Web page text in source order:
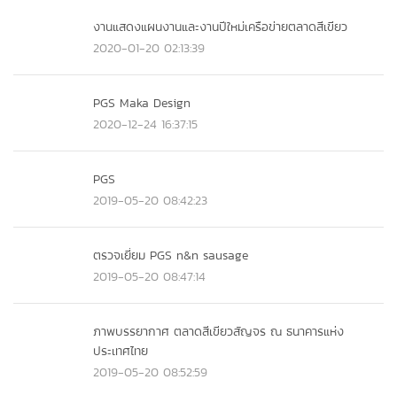
งานแสดงแผนงานและงานปีใหม่เครือข่ายตลาดสีเขียว
2020-01-20 02:13:39
PGS Maka Design
2020-12-24 16:37:15
PGS
2019-05-20 08:42:23
ตรวจเยี่ยม PGS n&n sausage
2019-05-20 08:47:14
ภาพบรรยากาศ ตลาดสีเขียวสัญจร ณ ธนาคารแห่ง
ประเทศไทย
2019-05-20 08:52:59